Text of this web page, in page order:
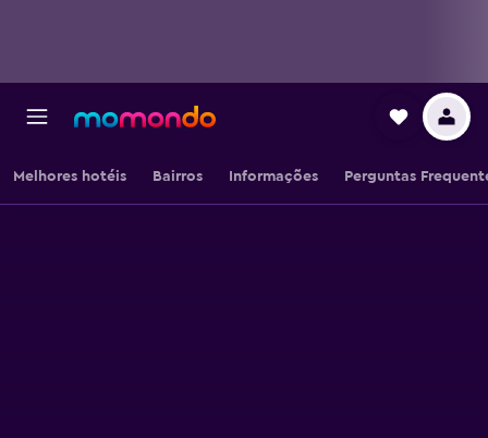
Melhores hotéis Bairros Informações Perguntas